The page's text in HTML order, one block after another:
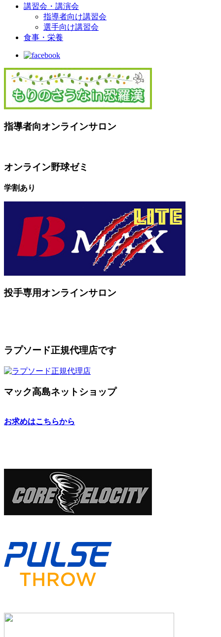
講習会・講演会
指導者向け講習会
選手向け講習会
食事・栄養
指導者向オンラインサロン
オンライン野球ゼミ
学割あり
投手専用オンラインサロン
ラプソード正規代理店です
マック高島ネットショップ
お求めはこちらから